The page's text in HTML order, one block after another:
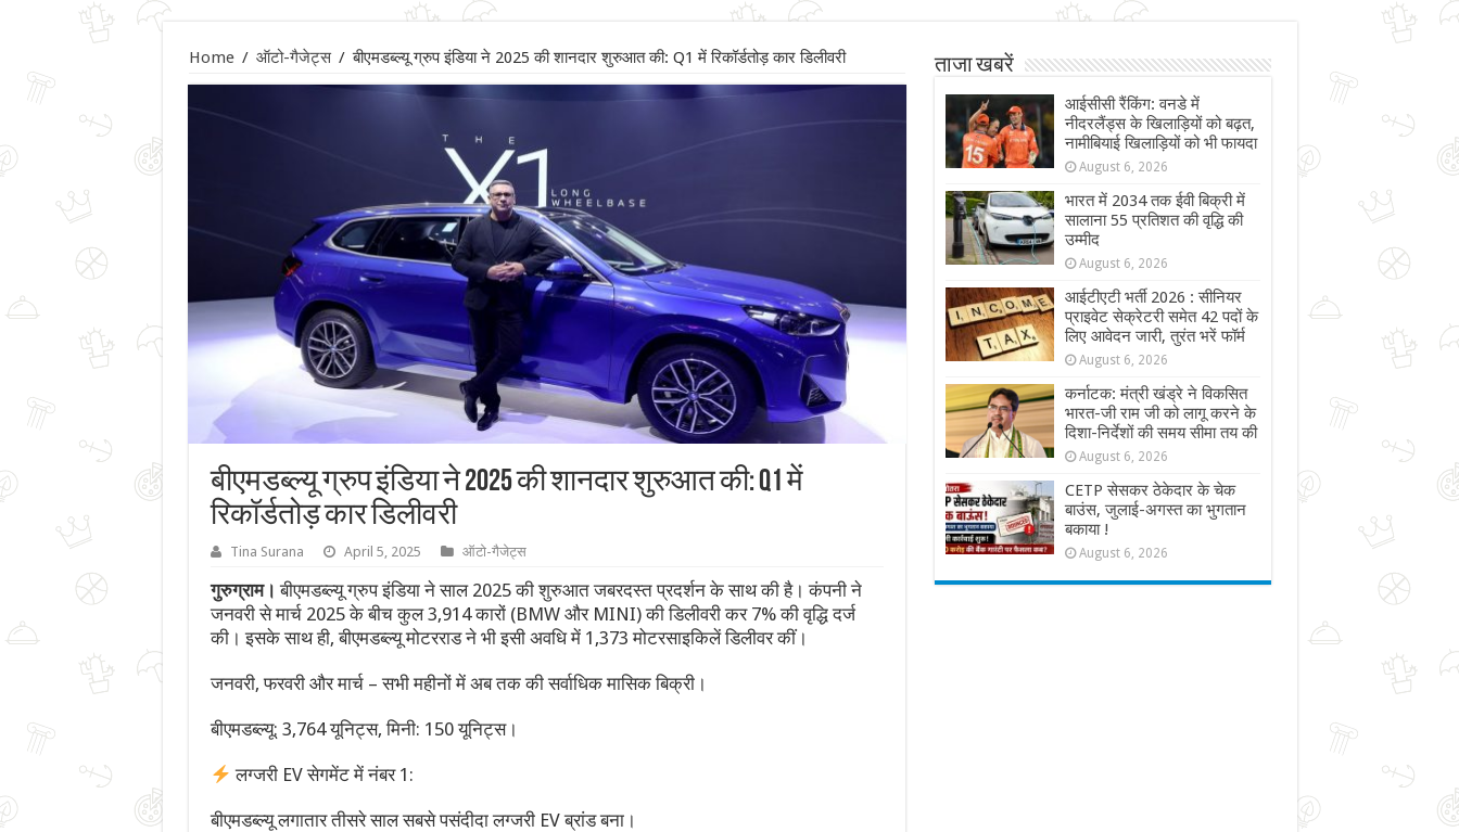
Home / ऑटो-गैजेट्स / बीएमडब्ल्यू ग्रुप इंडिया ने 2025 की शानदार शुरुआत की: Q1 में रिकॉर्डतोड़ कार डिलीवरी
बीएमडब्ल्यू ग्रुप इंडिया ने 2025 की शानदार शुरुआत की: Q1 में
रिकॉर्डतोड़ कार डिलीवरी
Tina Surana April 5, 2025 ऑटो-गैजेट्स
गुरुग्राम। बीएमडब्ल्यू ग्रुप इंडिया ने साल 2025 की शुरुआत जबरदस्त प्रदर्शन के साथ की है। कंपनी ने
जनवरी से मार्च 2025 के बीच कुल 3,914 कारों (BMW और MINI) की डिलीवरी कर 7% की वृद्धि दर्ज
की। इसके साथ ही, बीएमडब्ल्यू मोटरराड ने भी इसी अवधि में 1,373 मोटरसाइकिलें डिलीवर कीं।
जनवरी, फरवरी और मार्च – सभी महीनों में अब तक की सर्वाधिक मासिक बिक्री।
बीएमडब्ल्यू: 3,764 यूनिट्स, मिनी: 150 यूनिट्स।
लग्जरी EV सेगमेंट में नंबर 1:
बीएमडब्ल्यू लगातार तीसरे साल सबसे पसंदीदा लग्जरी EV ब्रांड बना।
ताजा खबरें
आईसीसी रैंकिंग: वनडे में
नीदरलैंड्स के खिलाड़ियों को बढ़त,
नामीबियाई खिलाड़ियों को भी फायदा
August 6, 2026
भारत में 2034 तक ईवी बिक्री में
सालाना 55 प्रतिशत की वृद्धि की
उम्मीद
August 6, 2026
आईटीएटी भर्ती 2026 : सीनियर
प्राइवेट सेक्रेटरी समेत 42 पदों के
लिए आवेदन जारी, तुरंत भरें फॉर्म
August 6, 2026
कर्नाटक: मंत्री खंड्रे ने विकसित
भारत-जी राम जी को लागू करने के
दिशा-निर्देशों की समय सीमा तय की
August 6, 2026
CETP सेसकर ठेकेदार के चेक
बाउंस, जुलाई-अगस्त का भुगतान
बकाया !
August 6, 2026